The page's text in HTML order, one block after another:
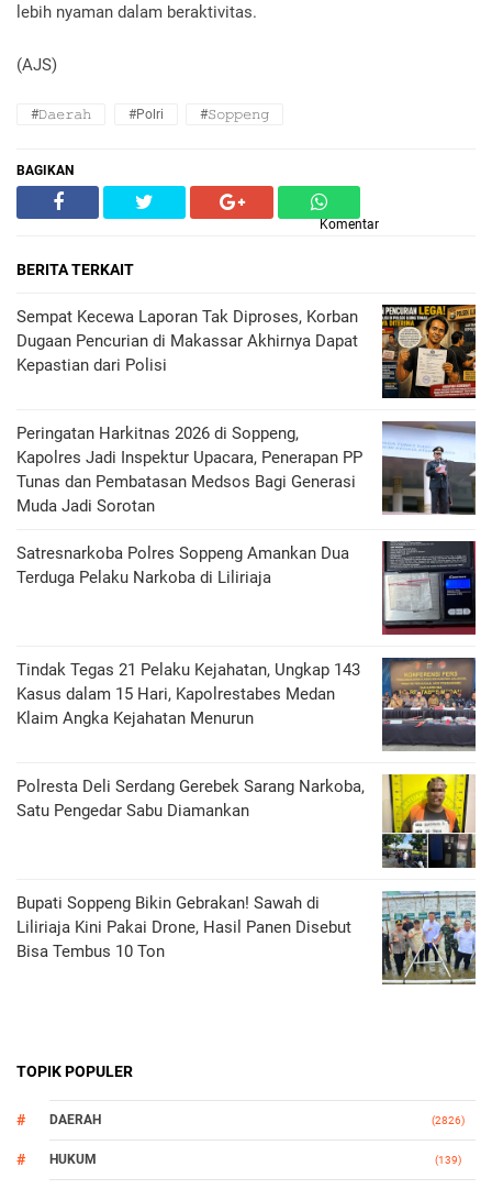
lebih nyaman dalam beraktivitas.
(AJS)
#𝙳𝚊𝚎𝚛𝚊𝚑 #Polri #𝚂𝚘𝚙𝚙𝚎𝚗𝚐
BAGIKAN
Komentar
BERITA TERKAIT
Sempat Kecewa Laporan Tak Diproses, Korban
Dugaan Pencurian di Makassar Akhirnya Dapat
Kepastian dari Polisi
Peringatan Harkitnas 2026 di Soppeng,
Kapolres Jadi Inspektur Upacara, Penerapan PP
Tunas dan Pembatasan Medsos Bagi Generasi
Muda Jadi Sorotan
Satresnarkoba Polres Soppeng Amankan Dua
Terduga Pelaku Narkoba di Liliriaja
Tindak Tegas 21 Pelaku Kejahatan, Ungkap 143
Kasus dalam 15 Hari, Kapolrestabes Medan
Klaim Angka Kejahatan Menurun
Polresta Deli Serdang Gerebek Sarang Narkoba,
Satu Pengedar Sabu Diamankan
Bupati Soppeng Bikin Gebrakan! Sawah di
Liliriaja Kini Pakai Drone, Hasil Panen Disebut
Bisa Tembus 10 Ton
TOPIK POPULER
DAERAH (2826)
HUKUM (139)